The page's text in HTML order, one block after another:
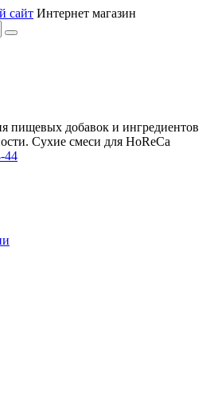
сайт Интернет магазин
пищевых добавок и ингредиентов
Сухие смеси для HoReCa
44